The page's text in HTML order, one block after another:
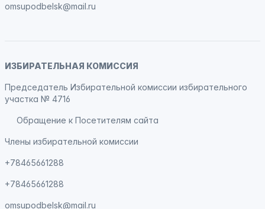
omsupodbelsk@mail.ru
ИЗБИРАТЕЛЬНАЯ КОМИССИЯ
Председатель Избирательной комиссии избирательного
участка № 4716
Обращение к Посетителям сайта
Члены избирательной комиссии
+78465661288
+78465661288
omsupodbelsk@mail.ru